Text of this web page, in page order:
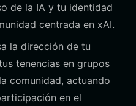
de la IA y tu identidad
centrada en xAI.
la dirección de tu
tenencias en grupos
comunidad, actuando
en el